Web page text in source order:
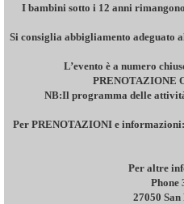
I bambini sotto i 12 anni
Si consiglia abbigliamento adeguato
L’evento è a numero
PRENOTAZIONE
NB:Il programma delle
Per PRENOTAZIONI e
Per altre
Phone
27050